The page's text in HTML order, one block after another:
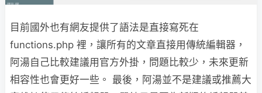
目前國外也有網友提供了語法是直接寫死在
functions.php 裡，讓所有的文章直接用傳統編輯器，
阿湯自己比較建議用官方外掛，問題比較少，未來更新
相容性也會更好一些。 最後，阿湯並不是建議或推薦大